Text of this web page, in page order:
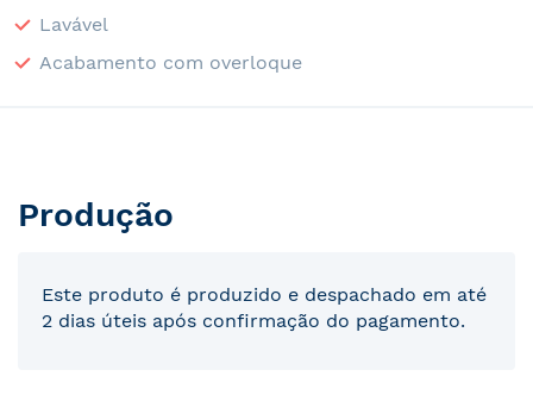
Lavável
Acabamento com overloque
Produção
Este produto é produzido e despachado em até
2 dias úteis após confirmação do pagamento.